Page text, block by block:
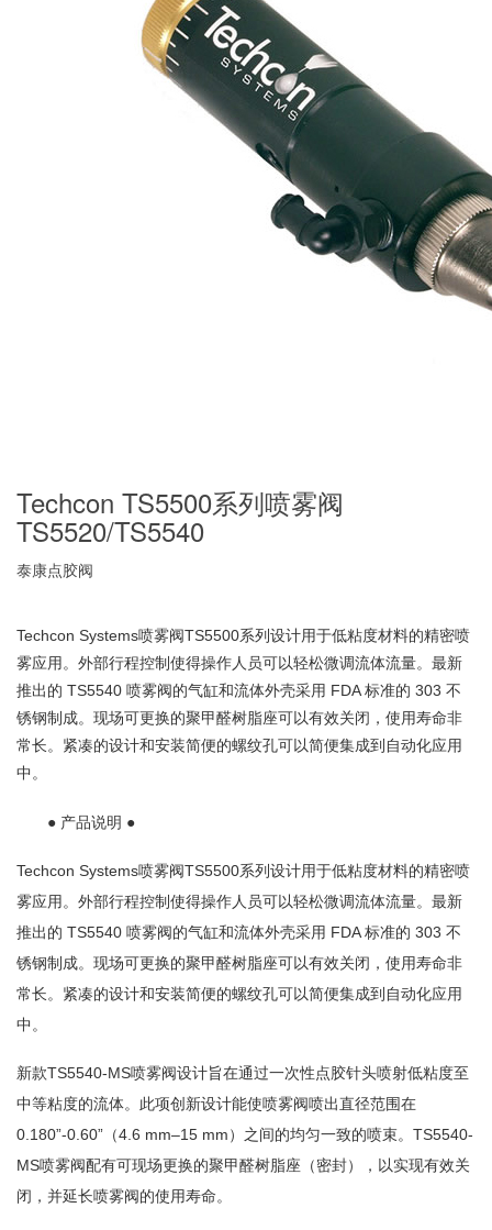
Techcon TS5500系列喷雾阀
TS5520/TS5540
泰康点胶阀
Techcon Systems喷雾阀TS5500系列设计用于低粘度材料的精密喷
雾应用。外部行程控制使得操作人员可以轻松微调流体流量。最新
推出的 TS5540 喷雾阀的气缸和流体外壳采用 FDA 标准的 303 不
锈钢制成。现场可更换的聚甲醛树脂座可以有效关闭，使用寿命非
常长。紧凑的设计和安装简便的螺纹孔可以简便集成到自动化应用
中。
● 产品说明 ●
Techcon Systems喷雾阀TS5500系列设计用于低粘度材料的精密喷
雾应用。外部行程控制使得操作人员可以轻松微调流体流量。最新
推出的 TS5540 喷雾阀的气缸和流体外壳采用 FDA 标准的 303 不
锈钢制成。现场可更换的聚甲醛树脂座可以有效关闭，使用寿命非
常长。紧凑的设计和安装简便的螺纹孔可以简便集成到自动化应用
中。
新款TS5540-MS喷雾阀设计旨在通过一次性点胶针头喷射低粘度至
中等粘度的流体。此项创新设计能使喷雾阀喷出直径范围在
0.180”-0.60”（4.6 mm–15 mm）之间的均匀一致的喷束。TS5540-
MS喷雾阀配有可现场更换的聚甲醛树脂座（密封），以实现有效关
闭，并延长喷雾阀的使用寿命。